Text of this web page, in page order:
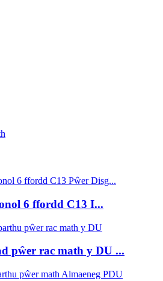
6 ffordd C13 I...
pŵer rac math y DU ...